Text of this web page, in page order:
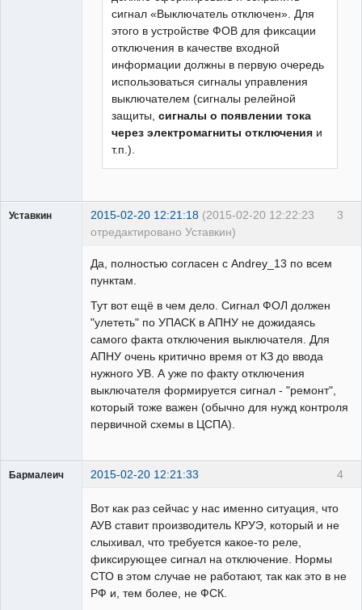
сигнал «Выключатель отключен». Для
этого в устройстве ФОВ для фиксации
отключения в качестве входной
информации должны в первую очередь
использоваться сигналы управления
выключателем (сигналы релейной
защиты,сигналы о появлении тока
через электромагниты отключения и
т.п.).
3
Уставкин 2015-02-20 12:21:18 (2015-02-20 12:22:23
отредактировано Уставкин)
Да, полностью согласен с Andrey_13 по всем
пунктам.
Тут вот ещё в чем дело. Сигнал ФОЛ должен
"улететь" по УПАСК в АПНУ не дожидаясь
самого факта отключения выключателя. Для
АПНУ очень критично время от КЗ до ввода
нужного УВ. А уже по факту отключения
выключателя формируется сигнал - "ремонт",
который тоже важен (обычно для нужд контроля
первичной схемы в ЦСПА).
4
Бармалеич 2015-02-20 12:21:33
Вот как раз сейчас у нас именно ситуация, что
АУВ ставит производитель КРУЭ, который и не
слыхивал, что требуется какое-то реле,
фиксирующее сигнал на отключение. Нормы
СТО в этом случае не работают, так как это в не
РФ и, тем более, не ФСК.